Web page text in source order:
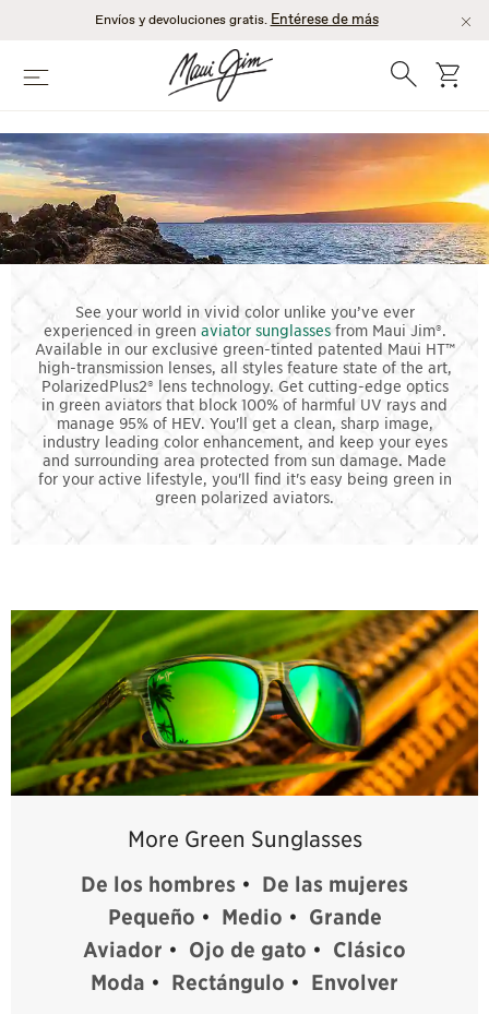
principal
Envíos y devoluciones gratis. Entérese de más
Menú BúsquedaCarro
AVIADORES
VERDES
See your world in vivid color unlike you’ve ever
experienced in green aviator sunglassesfrom Maui Jim®.
Available in our exclusive green-tinted patented Maui HT™
high-transmission lenses, all styles feature state of the art,
PolarizedPlus2® lens technology. Get cutting-edge optics
in green aviators that block 100% of harmful UV rays and
manage 95% of HEV. You'll get a clean, sharp image,
industry leading color enhancement, and keep your eyes
and surrounding area protected from sun damage. Made
for your active lifestyle, you'll find it's easy being green in
green polarized aviators.
More Green Sunglasses
De los hombres • De las mujeres
Pequeño • Medio • Grande
Aviador • Ojo de gato • Clásico
Moda • Rectángulo • Envolver